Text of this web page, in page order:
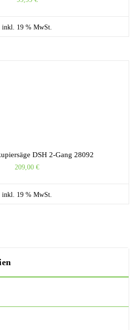
inkl. 19 % MwSt.
DSH 2-Gang 28092
209,00 €
inkl. 19 % MwSt.